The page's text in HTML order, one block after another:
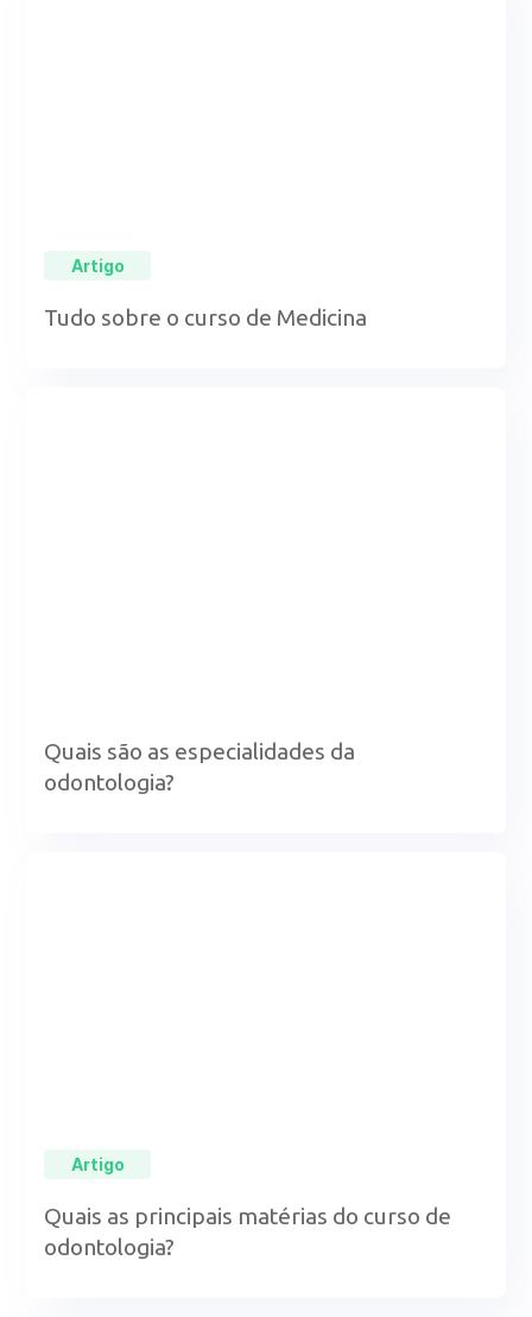
Artigo
Tudo sobre o curso de Medicina
Quais são as especialidades da
odontologia?
Artigo
Quais as principais matérias do curso de
odontologia?